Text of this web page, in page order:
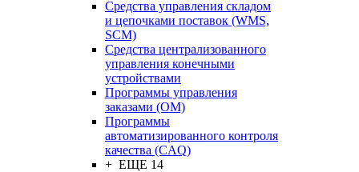
Средства управления складом
и цепочками поставок (WMS,
SCM)
Средства централизованного
управления конечными
устройствами
Программы управления
заказами (OM)
Программы
автоматизированного контроля
качества (CAQ)
+ ЕЩЕ 14